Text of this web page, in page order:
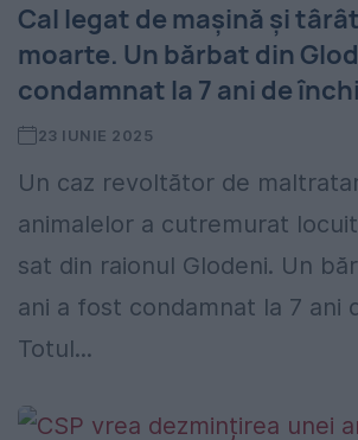
Cal legat de mașină și
moarte. Un bărbat din
condamnat la 7 ani de
23 IUNIE 2025
Un caz revoltător de
animalelor a cutremurat
sat din raionul Glodeni. Un
ani a fost condamnat la 7 ani
Totul...